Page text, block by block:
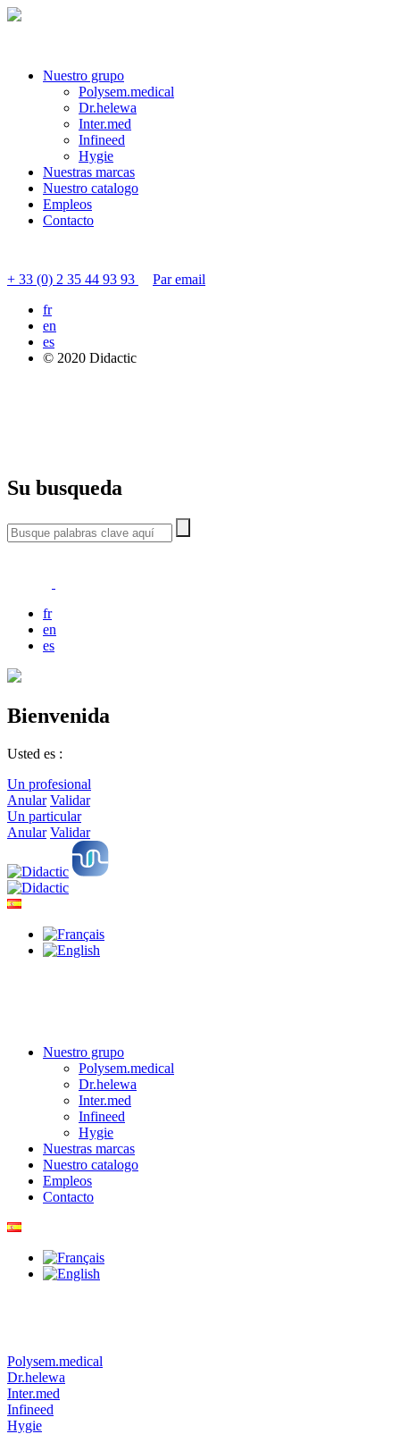
Nuestro grupo
Polysem.medical
Dr.helewa
Inter.med
Infineed
Hygie
Nuestras marcas
Nuestro catalogo
Empleos
Contacto
+ 33 (0) 2 35 44 93 93
Par email
fr
en
es
© 2020 Didactic
Su busqueda
fr
en
es
Bienvenida
Usted es :
Un profesional
Anular Validar
Un particular
Anular Validar
Nuestro grupo
Polysem.medical
Dr.helewa
Inter.med
Infineed
Hygie
Nuestras marcas
Nuestro catalogo
Empleos
Contacto
Polysem.medical
Dr.helewa
Inter.med
Infineed
Hygie